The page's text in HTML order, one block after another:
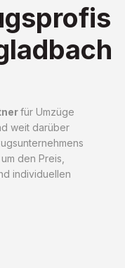
für Umzüge
weit darüber
den Preis,
individuellen